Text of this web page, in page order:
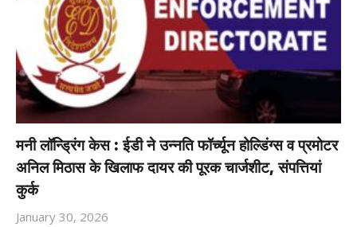
मनी लॉन्ड्रिंग केस : ईडी ने उन्नति फॉर्च्यून होल्डिंग्स व प्रमोटर
अनिल मिठास के खिलाफ दायर की पूरक चार्जशीट, संपत्तियां
कुर्क
January 30, 2026